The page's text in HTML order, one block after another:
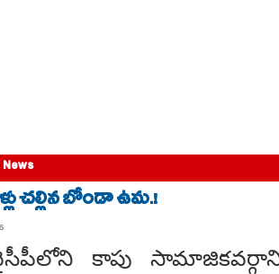
చల్లిన బోండా ఉమ.!
కాపు